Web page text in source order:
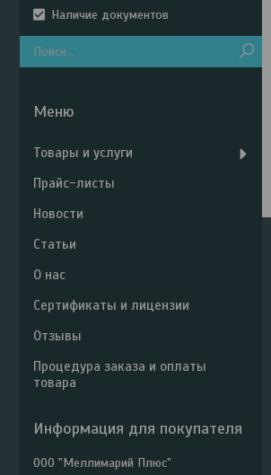
Наличие документов
Товары и услуги
Прайс-листы
Новости
Статьи
О нас
Сертификаты и лицензии
Отзывы
Процедура заказа и оплаты
товара
Информация для покупателя
ООО "Меллимарий Плюс"